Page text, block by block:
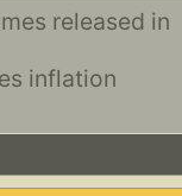
released in
inflation